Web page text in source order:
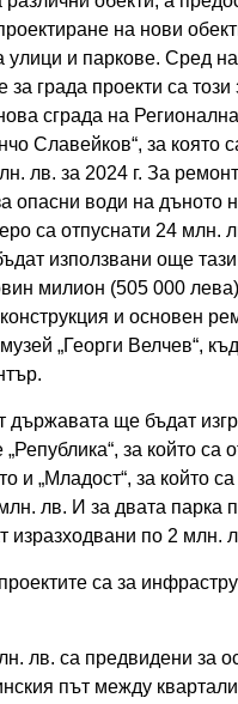
на нови
улици и паркове. Сред
града проекти са този
сграда на
Славейков“, за която
лв. за 2024 г. За
опасни води на дъното
са отпуснати 24 млн.
използвани още тази
милион (505 000
и основен
„Георги Велчев“,
държавата ще бъдат
за който са
и „Младост“, за който са
лв. И за двата парка
изразходвани по 2 млн.
са за
лв. са предвидени за
път между